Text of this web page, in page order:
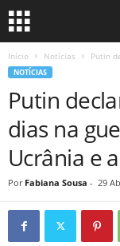
Início Notícias Putin
NOTÍCIAS
Putin
dias na
Ucrânia e
Por Fabiana Sousa - 29